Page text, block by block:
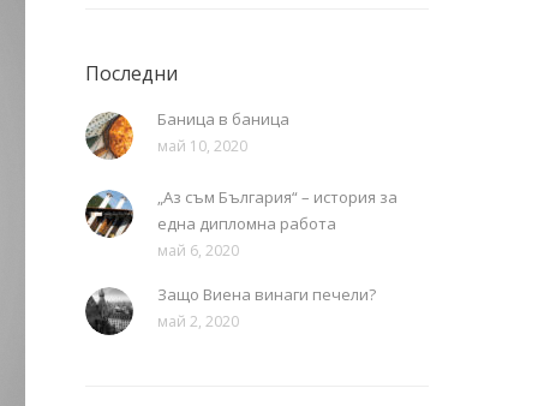
Последни
Баница в баница
май 10, 2020
„Аз съм България“ – история за
една дипломна работа
май 6, 2020
Защо Виена винаги печели?
май 2, 2020